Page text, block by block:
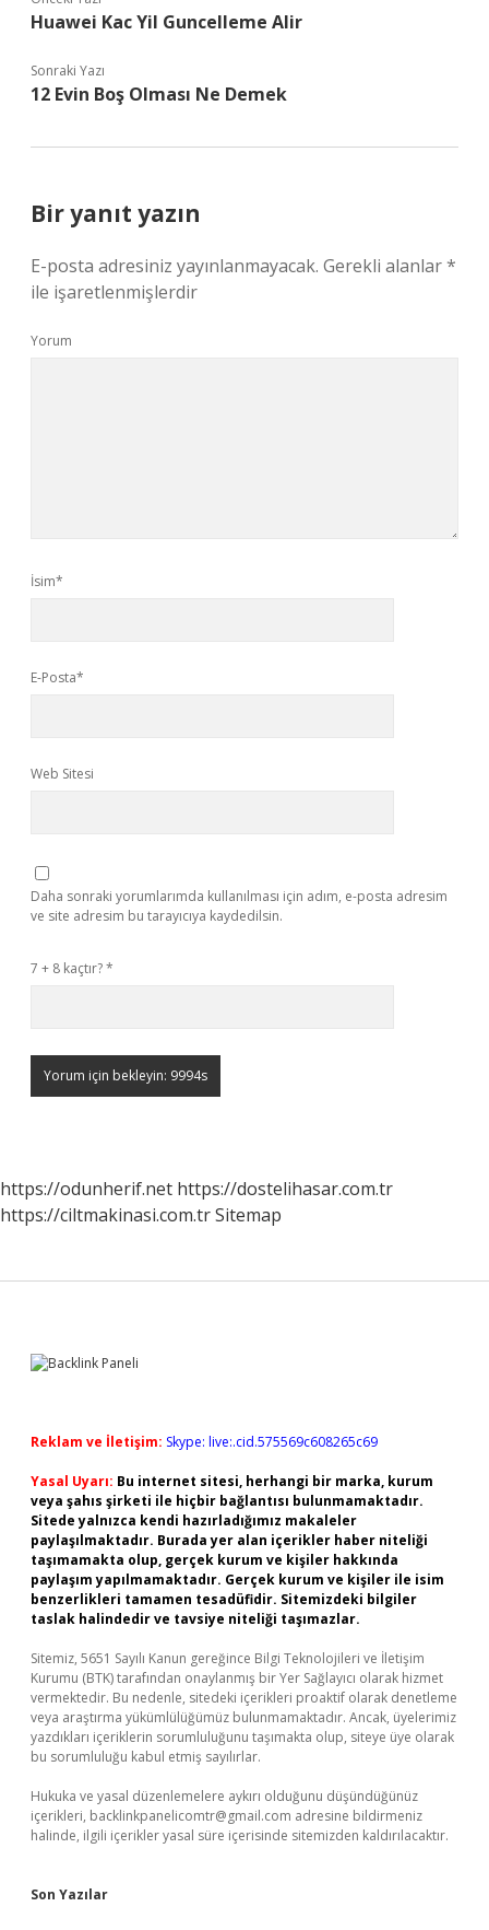
Huawei Kac Yil Guncelleme Alir
Sonraki Yazı
12 Evin Boş Olması Ne Demek
Bir yanıt yazın
E-posta adresiniz yayınlanmayacak. Gerekli alanlar*
ile işaretlenmişlerdir
Yorum
İsim*
E-Posta*
Web Sitesi
Daha sonraki yorumlarımda kullanılması için adım, e-posta adresim
ve site adresim bu tarayıcıya kaydedilsin.
7 + 8 kaçtır?*
https://odunherif.net https://dostelihasar.com.tr
https://ciltmakinasi.com.trSitemap
Sidebar
Reklam ve İletişim: Skype: live:.cid.575569c608265c69
Yasal Uyarı: Bu internet sitesi, herhangi bir marka, kurum
veya şahıs şirketi ile hiçbir bağlantısı bulunmamaktadır.
Sitede yalnızca kendi hazırladığımız makaleler
paylaşılmaktadır. Burada yer alan içerikler haber niteliği
taşımamakta olup, gerçek kurum ve kişiler hakkında
paylaşım yapılmamaktadır. Gerçek kurum ve kişiler ile isim
benzerlikleri tamamen tesadüfidir. Sitemizdeki bilgiler
taslak halindedir ve tavsiye niteliği taşımazlar.
Sitemiz, 5651 Sayılı Kanun gereğince Bilgi Teknolojileri ve İletişim
Kurumu (BTK) tarafından onaylanmış bir Yer Sağlayıcı olarak hizmet
vermektedir. Bu nedenle, sitedeki içerikleri proaktif olarak denetleme
veya araştırma yükümlülüğümüz bulunmamaktadır. Ancak, üyelerimiz
yazdıkları içeriklerin sorumluluğunu taşımakta olup, siteye üye olarak
bu sorumluluğu kabul etmiş sayılırlar.
Hukuka ve yasal düzenlemelere aykırı olduğunu düşündüğünüz
içerikleri, backlinkpanelicomtr@gmail.com adresine bildirmeniz
halinde, ilgili içerikler yasal süre içerisinde sitemizden kaldırılacaktır.
Son Yazılar